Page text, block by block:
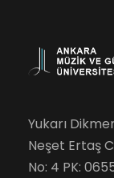
Yukarı
Neşet Ertaş
No: 4 PK: